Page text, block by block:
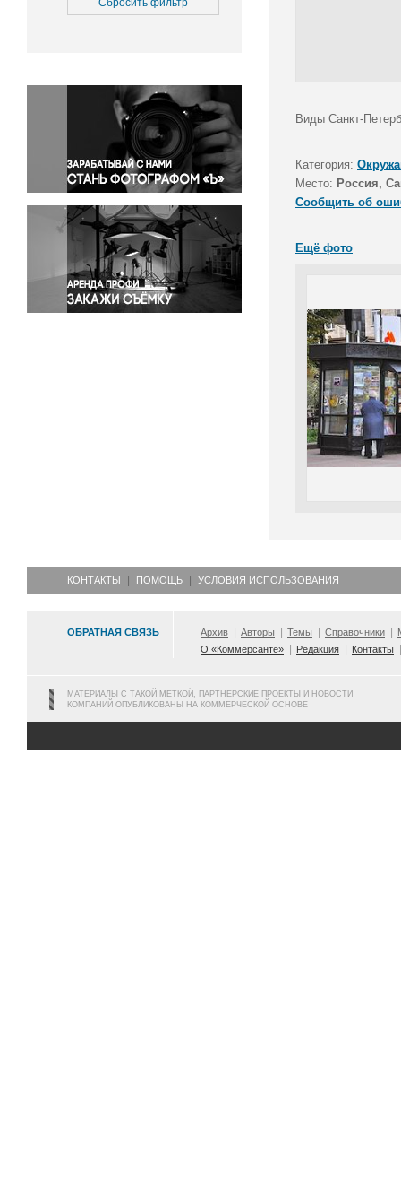
Медицина
Окружающая среда
Политика
Правосудие
Происшествия и конфликты
Религия
Светская жизнь
Спорт
Экология
Экономика и бизнес
Сбросить фильтр
Виды Санкт-
Категория:
Место: Россия,
Сообщить об
Ещё фото
КОНТАКТЫ ПОМОЩЬ УСЛОВИЯ ИСПОЛЬЗОВАНИЯ
ОБРАТНАЯ СВЯЗЬ Архив Авторы Темы Справочники
О «Коммерсанте»
Редакция Контакты
МАТЕРИАЛЫ С ТАКОЙ МЕТКОЙ, ПАРТНЕРСКИЕ ПРОЕКТЫ И НОВОСТИ
КОМПАНИЙ ОПУБЛИКОВАНЫ НА КОММЕРЧЕСКОЙ ОСНОВЕ